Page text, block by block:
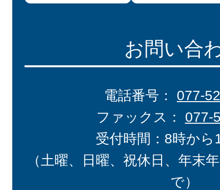
お問い合
電話番号： 077-
ファックス： 077-
受付時間：8時から
（土曜、日曜、祝休日、年末
で）